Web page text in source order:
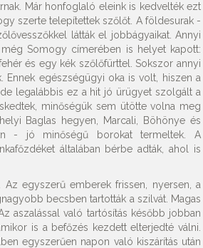
Már honfoglaló eleink is kedvelték ezt
szerte telepítettek szőlőt. A földesurak -
látták el jobbágyaikat. Annyi
Somogy címerében is helyet kapott:
és egy kék szőlőfürttel. Sokszor annyi
egészségügyi oka is volt, hiszen a
legalábbis ez a hit jó ürügyet szolgált a
minőségük sem ütötte volna meg
Baglas hegyen, Marcali, Böhönye és
- jó minőségű borokat termeltek. A
általában bérbe adták, ahol is
egyszerű emberek frissen, nyersen, a
becsben tartották a szilvát. Magas
aszalással való tartósítás később jobban
is a befőzés kezdett elterjedté válni.
egyszerűen napon való kiszárítás után